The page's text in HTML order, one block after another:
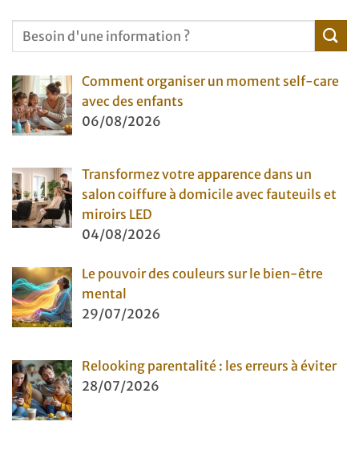
Comment organiser un moment self-care
avec des enfants
06/08/2026
Transformez votre apparence dans un
salon coiffure à domicile avec fauteuils et
miroirs LED
04/08/2026
Le pouvoir des couleurs sur le bien-être
mental
29/07/2026
Relooking parentalité : les erreurs à éviter
28/07/2026